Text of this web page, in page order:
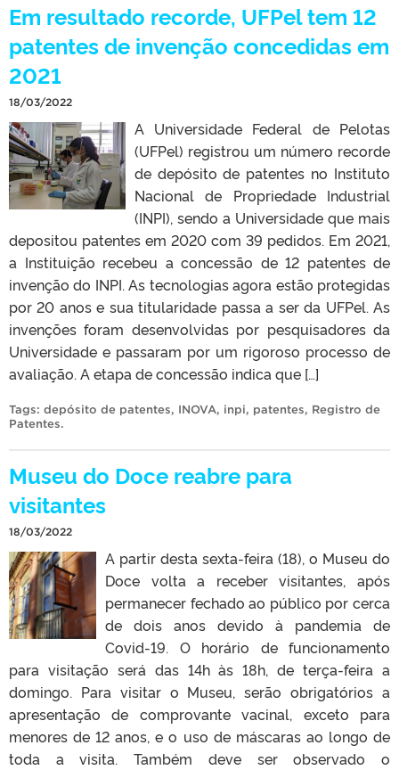
Em resultado recorde, UFPel tem 12
patentes de invenção concedidas em
2021
18/03/2022
A Universidade Federal de Pelotas
(UFPel) registrou um número recorde
de depósito de patentes no Instituto
Nacional de Propriedade Industrial
(INPI), sendo a Universidade que mais
depositou patentes em 2020 com 39 pedidos. Em 2021,
a Instituição recebeu a concessão de 12 patentes de
invenção do INPI. As tecnologias agora estão protegidas
por 20 anos e sua titularidade passa a ser da UFPel. As
invenções foram desenvolvidas por pesquisadores da
Universidade e passaram por um rigoroso processo de
avaliação. A etapa de concessão indica que […]
Tags: depósito de patentes, INOVA, inpi, patentes, Registro de
Patentes.
Museu do Doce reabre para
visitantes
18/03/2022
A partir desta sexta-feira (18), o Museu do
Doce volta a receber visitantes, após
permanecer fechado ao público por cerca
de dois anos devido à pandemia de
Covid-19. O horário de funcionamento
para visitação será das 14h às 18h, de terça-feira a
domingo. Para visitar o Museu, serão obrigatórios a
apresentação de comprovante vacinal, exceto para
menores de 12 anos, e o uso de máscaras ao longo de
toda a visita. Também deve ser observado o